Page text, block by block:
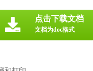
点击下载文档
文档为doc格式